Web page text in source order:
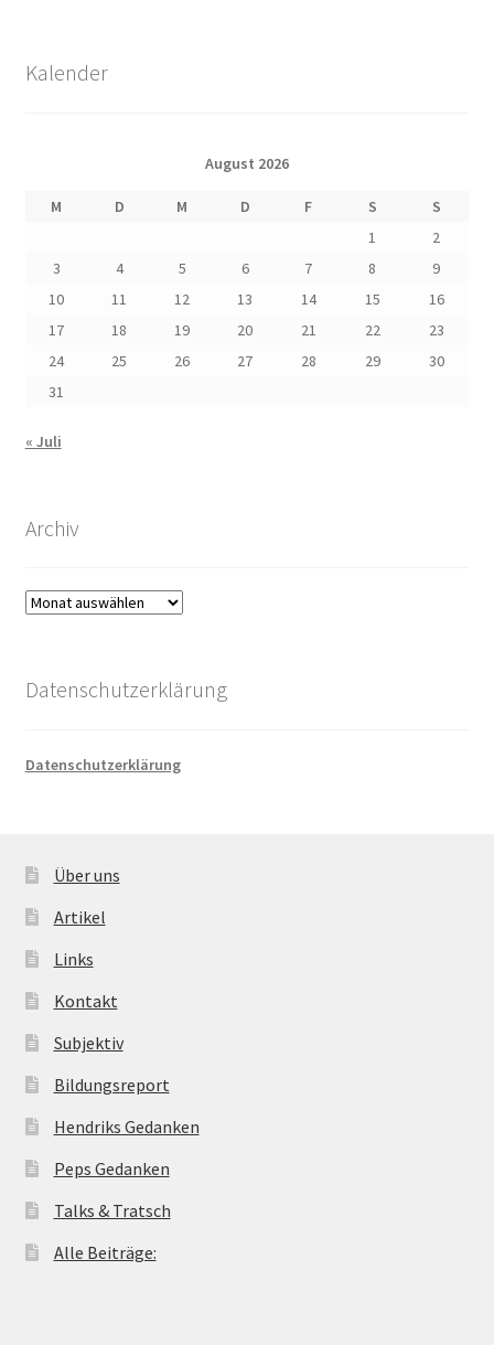
Kalender
August 2026
M D M D F S
S
1
2
3
4 5 6 7 8
9
10
11 12 13 14 15
16
17
18 19 20 21 22
23
24
25 26 27 28 29
30
31
« Juli
Archiv
Archiv
Datenschutzerklärung
Datenschutzerklärung
Über uns
Artikel
Links
Kontakt
Subjektiv
Bildungsreport
Hendriks Gedanken
Peps Gedanken
Talks & Tratsch
Alle Beiträge: